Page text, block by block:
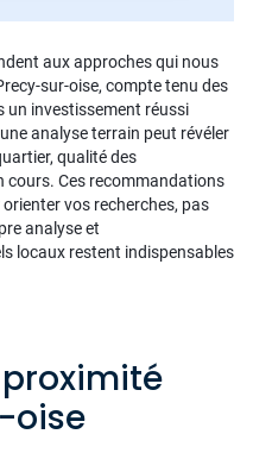
aux approches qui nous
sur-oise, compte tenu des
un investissement réussi
analyse terrain peut révéler
qualité des
cours. Ces recommandations
vos recherches, pas
analyse et
locaux restent indispensables
oise